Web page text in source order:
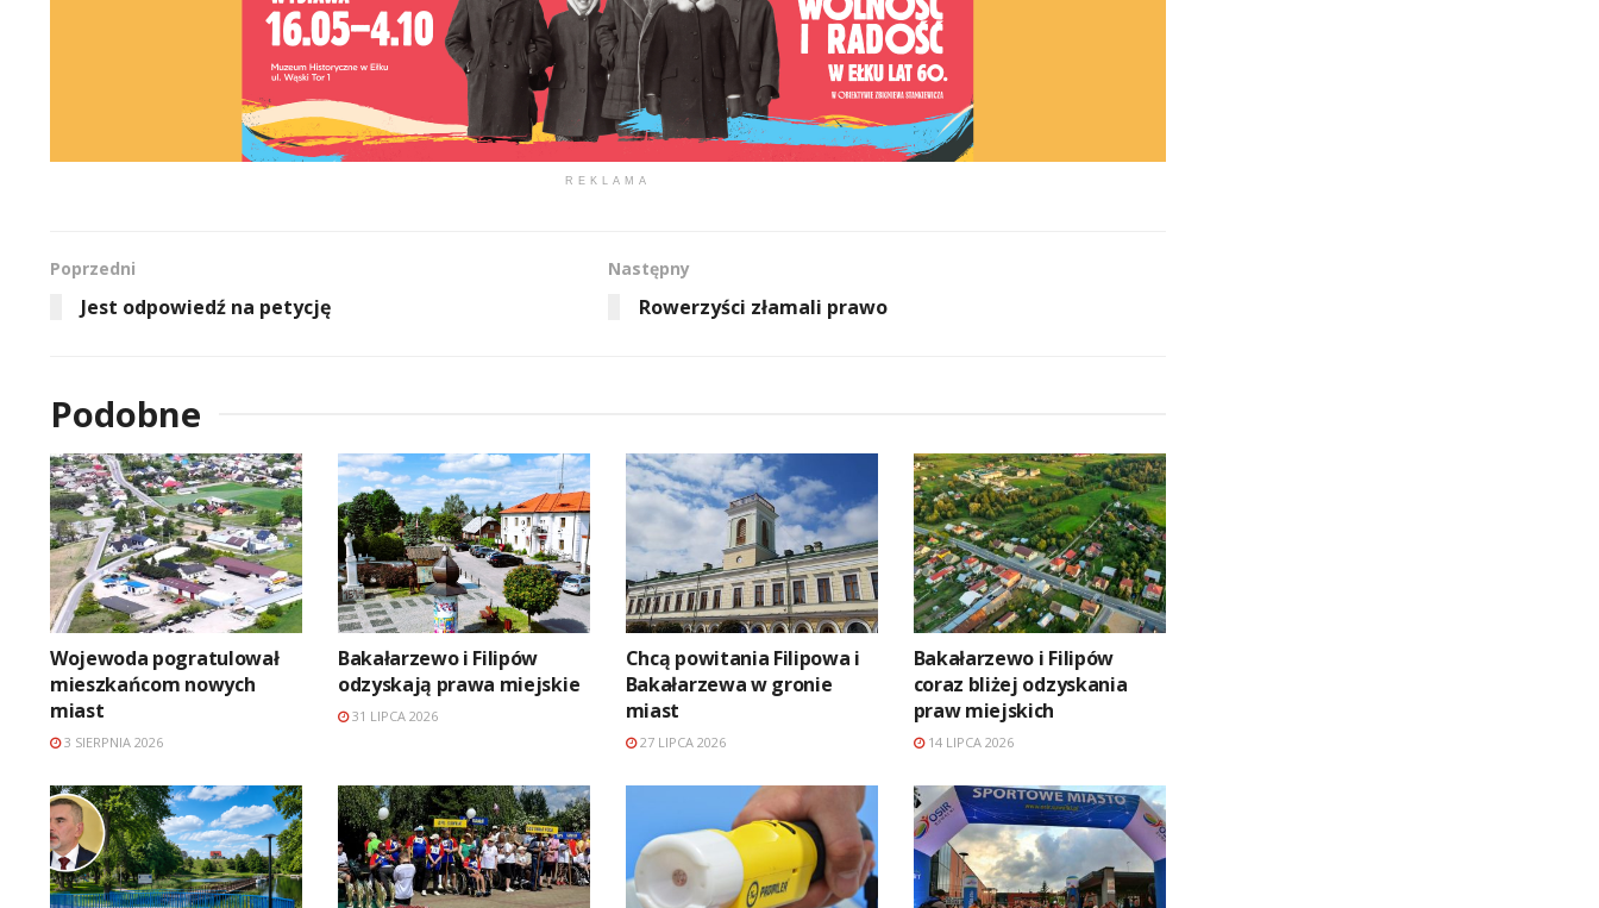
REKLAMA
Poprzedni
Jest odpowiedź na petycję
Następny
Rowerzyści złamali prawo
Podobne
Wojewoda pogratulował
mieszkańcom nowych
miast
3 SIERPNIA 2026
Bakałarzewo i Filipów
odzyskają prawa miejskie
31 LIPCA 2026
Chcą powitania Filipowa i
Bakałarzewa w gronie
miast
27 LIPCA 2026
Bakałarzewo i Filipów
coraz bliżej odzyskania
praw miejskich
14 LIPCA 2026